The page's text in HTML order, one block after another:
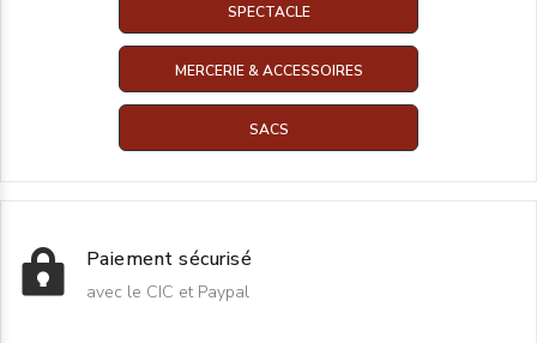
SPECTACLE
MERCERIE & ACCESSOIRES
SACS
Paiement sécurisé
avec le CIC et Paypal